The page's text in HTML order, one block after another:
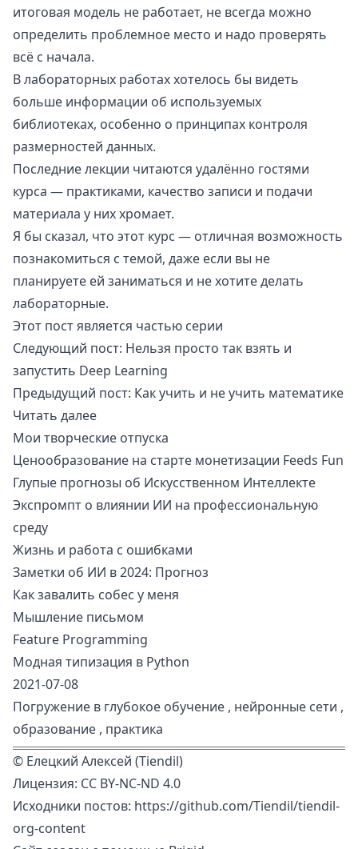
итоговая модель не работает, не всегда можно
определить проблемное место и надо проверять
всё с начала.
В лабораторных работах хотелось бы видеть
больше информации об используемых
библиотеках, особенно о принципах контроля
размерностей данных.
Последние лекции читаются удалённо гостями
курса — практиками, качество записи и подачи
материала у них хромает.
Я бы сказал, что этот курс — отличная возможность
познакомиться с темой, даже если вы не
планируете ей заниматься и не хотите делать
лабораторные.
Этот пост является частью серии
Следующий пост: Нельзя просто так взять и
запустить Deep Learning
Предыдущий пост: Как учить и не учить математике
Читать далее
Мои творческие отпуска
Ценообразование на старте монетизации Feeds Fun
Глупые прогнозы об Искусственном Интеллекте
Экспромпт о влиянии ИИ на профессиональную
среду
Жизнь и работа с ошибками
Заметки об ИИ в 2024: Прогноз
Как завалить собес у меня
Мышление письмом
Feature Programming
Модная типизация в Python
2021-07-08
Погружение в глубокое обучение , нейронные сети ,
образование , практика
© Елецкий Алексей (Tiendil)
Лицензия: CC BY-NC-ND 4.0
Исходники постов: https://github.com/Tiendil/tiendil-
org-content